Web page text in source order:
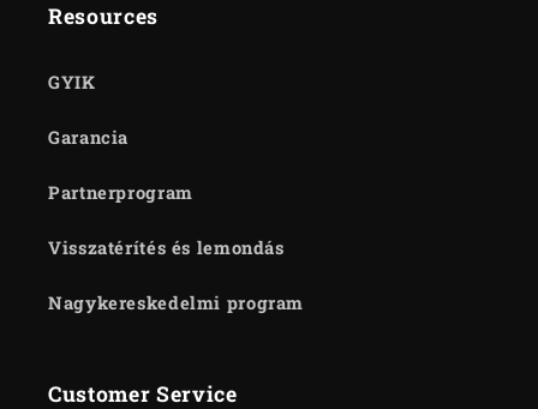
Resources
GYIK
Garancia
Partnerprogram
Visszatérítés és lemondás
Nagykereskedelmi program
Customer Service